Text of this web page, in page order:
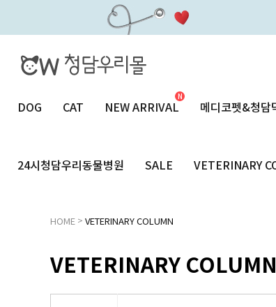
DOG CAT NEW ARRIVAL 메디코펫&청담
24시청담우리동물병원 SALE VETERINARY
HOME > VETERINARY COLUMN
VETERINARY COLUMN